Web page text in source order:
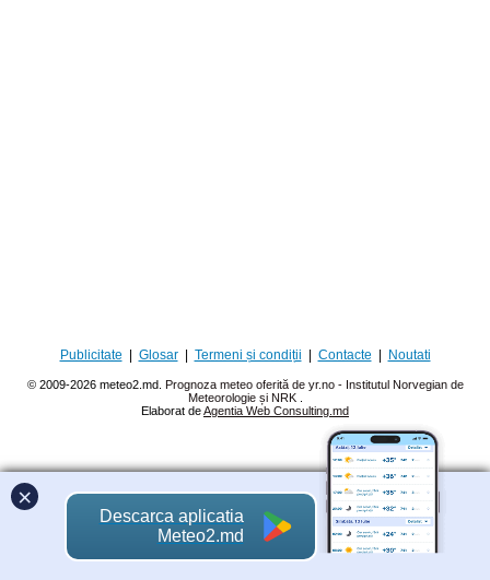
Publicitate Glosar| Termeni și condiții Contacte Noutati
© 2009-2026 meteo2.md. Prognoza meteo oferită de yr.no - Institutul Norvegian de
Meteorologie și NRK .
Elaborat deAgentia Web Consulting.md
×
Descarca aplicatia
Meteo2.md